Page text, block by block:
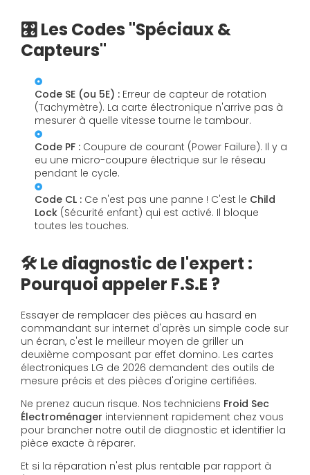
🎛️ Les Codes "Spéciaux &
Capteurs"
Code SE (ou 5E) : Erreur de capteur de rotation
(Tachymètre). La carte électronique n'arrive pas à
mesurer à quelle vitesse tourne le tambour.
Code PF : Coupure de courant (Power Failure). Il y a
eu une micro-coupure électrique sur le réseau
pendant le cycle.
Code CL : Ce n'est pas une panne ! C'est le Child
Lock (Sécurité enfant) qui est activé. Il bloque
toutes les touches.
🛠️ Le diagnostic de l'expert :
Pourquoi appeler F.S.E ?
Essayer de remplacer des pièces au hasard en
commandant sur internet d'après un simple code sur
un écran, c'est le meilleur moyen de griller un
deuxième composant par effet domino. Les cartes
électroniques LG de 2026 demandent des outils de
mesure précis et des pièces d'origine certifiées.
Ne prenez aucun risque. Nos techniciens Froid Sec
Électroménager interviennent rapidement chez vous
pour brancher notre outil de diagnostic et identifier la
pièce exacte à réparer.
Et si la réparation n'est plus rentable par rapport à